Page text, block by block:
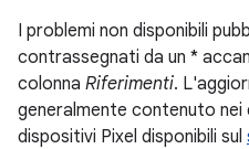
I problemi non disponibili
contrassegnati da un *
colonna Riferimenti.
generalmente contenuto nei
dispositivi Pixel disponibili sul